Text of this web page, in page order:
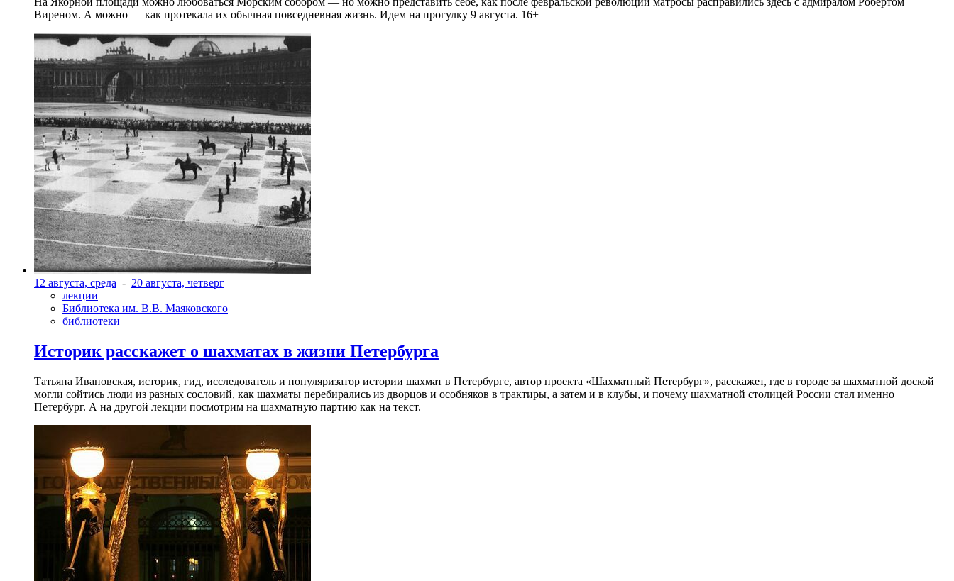
Виреном. А можно — как протекала их обычная повседневная жизнь. Идем на прогулку 9 августа. 16+
12 августа, среда - 20 августа, четверг
лекции
Библиотека им. В.В. Маяковского
библиотеки
Историк расскажет о шахматах в жизни Петербурга
Татьяна Ивановская, историк, гид, исследователь и популяризатор истории шахмат в Петербурге, автор проекта «Шахматный Петербург», расскажет, где в городе за шахматной доской
могли сойтись люди из разных сословий, как шахматы перебирались из дворцов и особняков в трактиры, а затем и в клубы, и почему шахматной столицей России стал именно
Петербург. А на другой лекции посмотрим на шахматную партию как на текст.